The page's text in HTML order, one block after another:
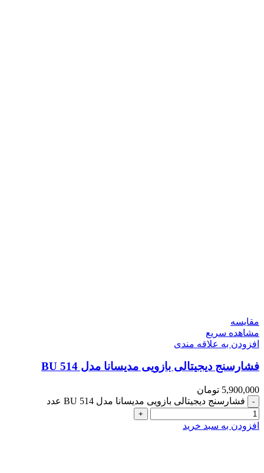
مقایسه
مشاهده سریع
افزودن به علاقه مندی
فشارسنج دیجیتالی بازویی مدیسانا مدل BU 514
5,900,000 تومان
فشارسنج دیجیتالی بازویی مدیسانا مدل BU 514 عدد
افزودن به سبد خرید